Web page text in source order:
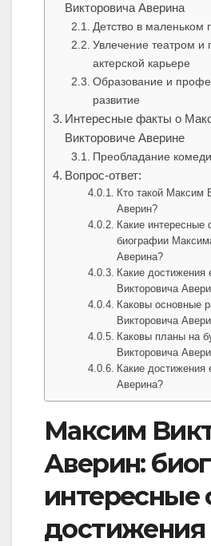
Викторовича Аверина
Детство в маленьком
Увлечение театром и
актерской карьере
Образование и
развитие
Интересные факты о
Викторовиче Аверине
Преобладание
Вопрос-ответ:
Кто такой Максим
Аверин?
Какие интересные
биографии
Аверина?
Какие
Викторовича
Каковы основные
Викторовича
Каковы планы на
Викторовича
Какие
Аверина?
Максим
Аверин:
интересные
достижения